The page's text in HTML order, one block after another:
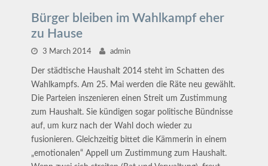
Bürger bleiben im Wahlkampf eher
zu Hause
3 March 2014 admin
Der städtische Haushalt 2014 steht im Schatten des
Wahlkampfs. Am 25. Mai werden die Räte neu gewählt.
Die Parteien inszenieren einen Streit um Zustimmung
zum Haushalt. Sie kündigen sogar politische Bündnisse
auf, um kurz nach der Wahl doch wieder zu
fusionieren. Gleichzeitig bittet die Kämmerin in einem
„emotionalen“ Appell um Zustimmung zum Haushalt.